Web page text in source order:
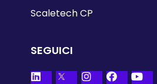
Scaletech CP
SEGUICI